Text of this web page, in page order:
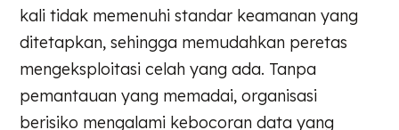
kali tidak memenuhi standar keamanan yang
ditetapkan, sehingga memudahkan peretas
mengeksploitasi celah yang ada. Tanpa
pemantauan yang memadai, organisasi
berisiko mengalami kebocoran data yang